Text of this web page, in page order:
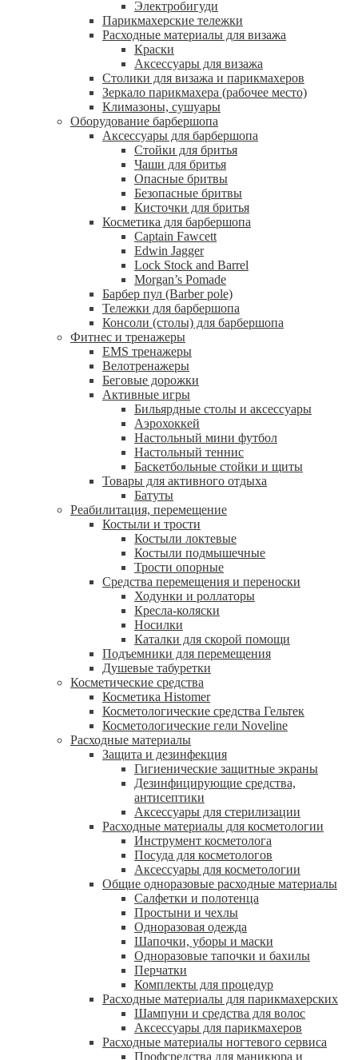
Электробигуди
Парикмахерские тележки
Расходные материалы для визажа
Краски
Аксессуары для визажа
Столики для визажа и парикмахеров
Зеркало парикмахера (рабочее место)
Климазоны, сушуары
Оборудование барбершопа
Аксессуары для барбершопа
Стойки для бритья
Чаши для бритья
Опасные бритвы
Безопасные бритвы
Кисточки для бритья
Косметика для барбершопа
Captain Fawcett
Edwin Jagger
Lock Stock and Barrel
Morgan’s Pomade
Барбер пул (Barber pole)
Тележки для барбершопа
Консоли (столы) для барбершопа
Фитнес и тренажеры
EMS тренажеры
Велотренажеры
Беговые дорожки
Активные игры
Бильярдные столы и аксессуары
Аэрохоккей
Настольный мини футбол
Настольный теннис
Баскетбольные стойки и щиты
Товары для активного отдыха
Батуты
Реабилитация, перемещение
Костыли и трости
Костыли локтевые
Костыли подмышечные
Трости опорные
Средства перемещения и переноски
Ходунки и роллаторы
Кресла-коляски
Носилки
Каталки для скорой помощи
Подъемники для перемещения
Душевые табуретки
Косметические средства
Косметика Histomer
Косметологические средства Гельтек
Косметологические гели Noveline
Расходные материалы
Защита и дезинфекция
Гигиенические защитные экраны
Дезинфицирующие средства,
антисептики
Аксессуары для стерилизации
Расходные материалы для косметологии
Инструмент косметолога
Посуда для косметологов
Аксессуары для косметологии
Общие одноразовые расходные материалы
Салфетки и полотенца
Простыни и чехлы
Одноразовая одежда
Шапочки, уборы и маски
Одноразовые тапочки и бахилы
Перчатки
Комплекты для процедур
Расходные материалы для парикмахерских
Шампуни и средства для волос
Аксессуары для парикмахеров
Расходные материалы ногтевого сервиса
Профсредства для маникюра и